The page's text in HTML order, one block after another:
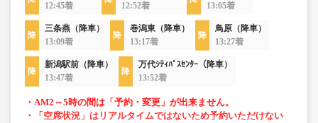
12:45着
12:52着
13:05着
三条燕（降車）
13:09着
巻潟東（降車）
13:17着
鳥原（降車）
13:27着
新潟駅前（降車）
13:47着
万代ｼﾃｨﾊﾞｽｾﾝﾀｰ（降車）
13:52着
・AM2～5時の間は「予約・変更」が出来ません。
・「空席状況」はリアルタイムではないため予約いただけない